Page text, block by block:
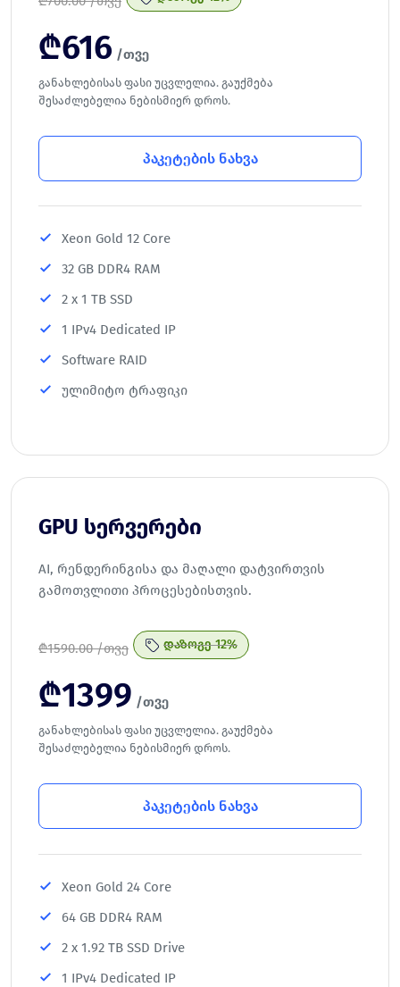
₾616 /თვე
განახლებისას ფასი უცვლელია. გაუქმება
შესაძლებელია ნებისმიერ დროს.
პაკეტების ნახვა
Xeon Gold 12 Core
32 GB DDR4 RAM
2 x 1 TB SSD
1 IPv4 Dedicated IP
Software RAID
ულიმიტო ტრაფიკი
GPU სერვერები
AI, რენდერინგისა და მაღალი დატვირთვის
გამოთვლითი პროცესებისთვის.
₾1590.00 /თვე დაზოგე 12%
₾1399 /თვე
განახლებისას ფასი უცვლელია. გაუქმება
შესაძლებელია ნებისმიერ დროს.
პაკეტების ნახვა
Xeon Gold 24 Core
64 GB DDR4 RAM
2 x 1.92 TB SSD Drive
1 IPv4 Dedicated IP